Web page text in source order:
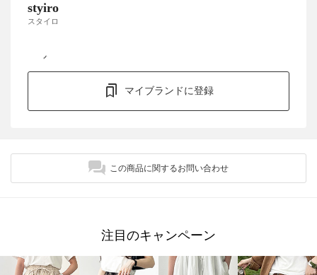
styiro
スタイロ
マイブランドに登録
この商品に関するお問い合わせ
注目のキャンペーン